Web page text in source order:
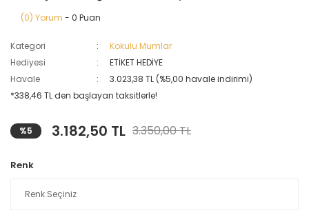
(0) Yorum - 0 Puan
Kategori
Kokulu Mumlar
Hediyesi
ETİKET HEDİYE
Havale
3.023,38 TL (%5,00 havale indirimi)
*338,46 TL den başlayan taksitlerle!
%5 3.182,50 TL 3.350,00 TL
Renk